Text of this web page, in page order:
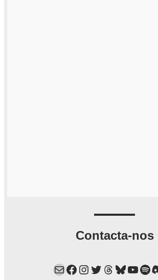
Contacta-nos
Mail Facebook Instagram Twitter Threads Bluesky YouTube Spotify Discord